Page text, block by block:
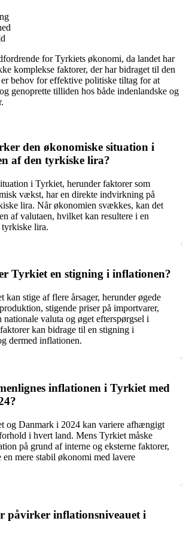
for Tyrkiets økonomi, da landet har
komplekse faktorer, der har bidraget til den
behov for effektive politiske tiltag for at
genoprette tilliden hos både indenlandske og
den økonomiske situation i
af den tyrkiske lira?
i Tyrkiet, herunder faktorer som
vækst, har en direkte indvirkning på
lira. Når økonomien svækkes, kan det
af valutaen, hvilket kan resultere i en
lira.
Tyrkiet en stigning i inflationen?
stige af flere årsager, herunder øgede
stigende priser på importvarer,
valuta og øget efterspørgsel i
kan bidrage til en stigning i
dermed inflationen.
inflationen i Tyrkiet med
og Danmark i 2024 kan variere afhængigt
i hvert land. Mens Tyrkiet måske
på grund af interne og eksterne faktorer,
mere stabil økonomi med lavere
påvirker inflationsniveauet i